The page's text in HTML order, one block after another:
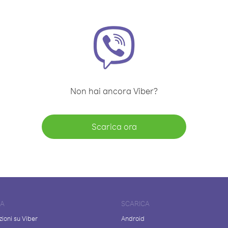
Non hai ancora Viber?
Scarica ora
su Viber
SCARICA
Android